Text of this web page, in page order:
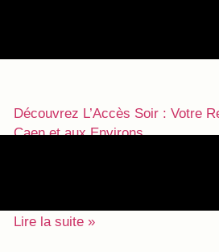
Découvrez L’Accès Soir : Votre
Caen et aux Environs
Lire la suite »